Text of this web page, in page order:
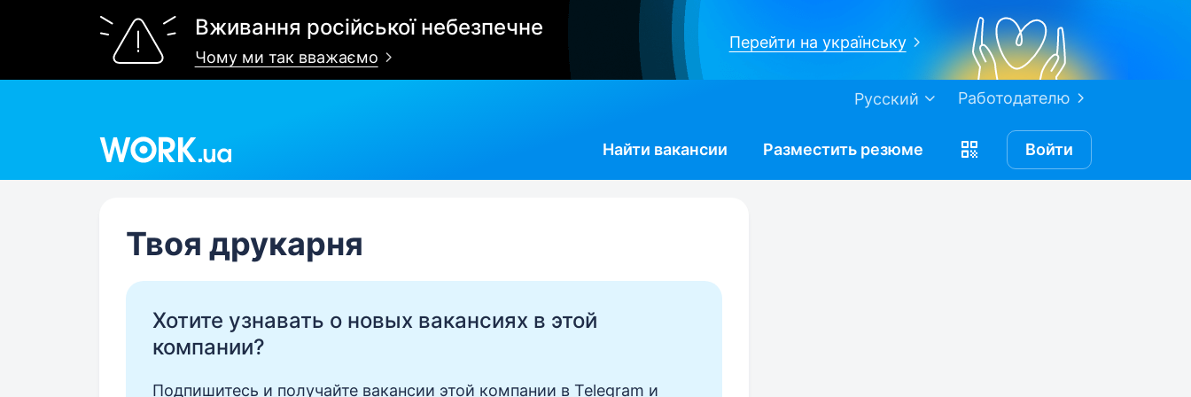
Вживання російської небезпечне
Чому ми так вважаємо
Перейти на українську
Работодателю
Русский
Найти вакансии Разместить резюме Войти
Твоя друкарня
Хотите узнавать о новых вакансиях в этой
компании?
Подпишитесь и получайте вакансии этой компании в Telegram и